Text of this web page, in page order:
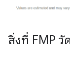
สิ่งที่ FMP วัด